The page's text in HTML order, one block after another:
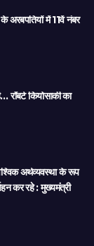
अरबपतियों में 11वें नंबर
रॉबर्ट कियोसाकी का
अर्थव्यवस्था के रूप
कर रहे : मुख्यमंत्री